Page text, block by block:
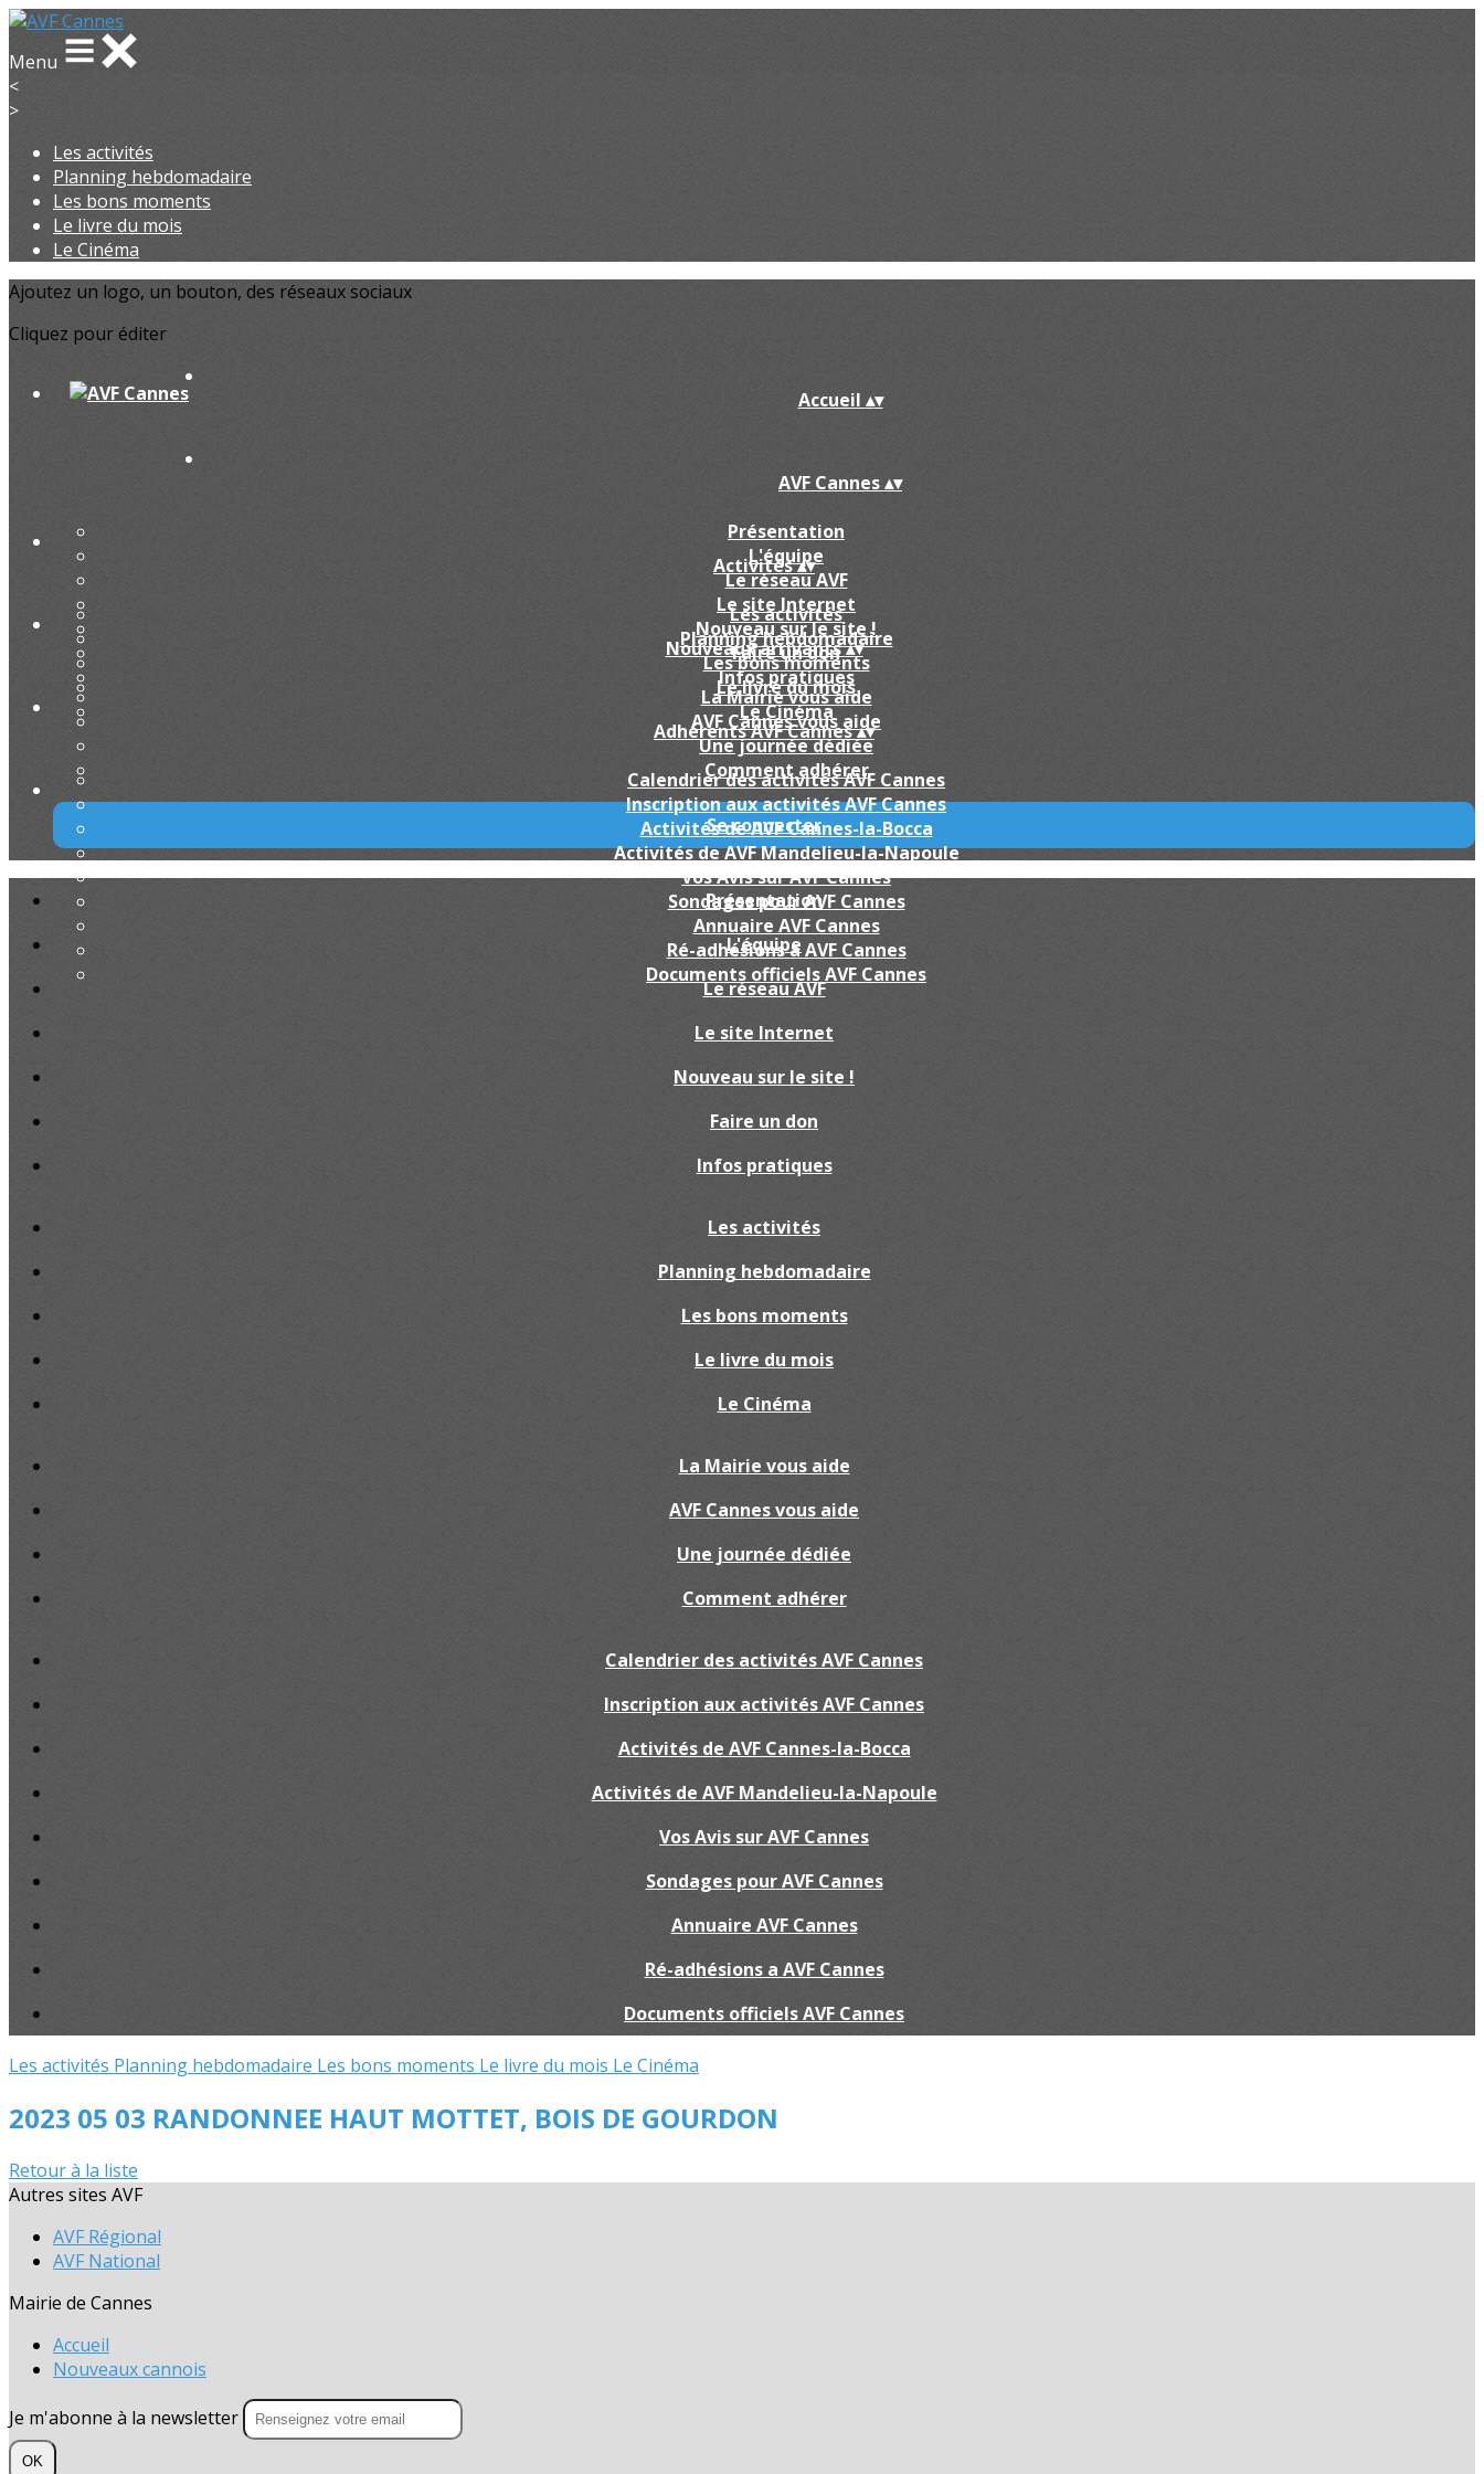
Menu
<
>
Les activités
Planning hebdomadaire
Les bons moments
Le livre du mois
Le Cinéma
Ajoutez un logo, un bouton, des réseaux sociaux
Cliquez pour éditer
Accueil ▴▾
AVF Cannes▴▾
Présentation
L'équipe
Le réseau AVF
Le site Internet
Nouveau sur le site !
Faire un don
Infos pratiques
Activités▴▾
Les activités
Planning hebdomadaire
Les bons moments
Le livre du mois
Le Cinéma
Nouveaux arrivants▴▾
La Mairie vous aide
AVF Cannes vous aide
Une journée dédiée
Comment adhérer
Adhérents AVF Cannes▴▾
Calendrier des activités AVF Cannes
Inscription aux activités AVF Cannes
Activités de AVF Cannes-la-Bocca
Activités de AVF Mandelieu-la-Napoule
Vos Avis sur AVF Cannes
Sondages pour AVF Cannes
Annuaire AVF Cannes
Ré-adhésions a AVF Cannes
Documents officiels AVF Cannes
Se connecter
Présentation
L'équipe
Le réseau AVF
Le site Internet
Nouveau sur le site !
Faire un don
Infos pratiques
Les activités
Planning hebdomadaire
Les bons moments
Le livre du mois
Le Cinéma
La Mairie vous aide
AVF Cannes vous aide
Une journée dédiée
Comment adhérer
Calendrier des activités AVF Cannes
Inscription aux activités AVF Cannes
Activités de AVF Cannes-la-Bocca
Activités de AVF Mandelieu-la-Napoule
Vos Avis sur AVF Cannes
Sondages pour AVF Cannes
Annuaire AVF Cannes
Ré-adhésions a AVF Cannes
Documents officiels AVF Cannes
Les activités Planning hebdomadaire Les bons moments Le livre du mois Le Cinéma
2023 05 03 RANDONNEE HAUT MOTTET, BOIS DE GOURDON
Retour à la liste
Autres sites AVF
AVF Régional
AVF National
Mairie de Cannes
Accueil
Nouveaux cannois
Je m'abonne à la newsletter
OK